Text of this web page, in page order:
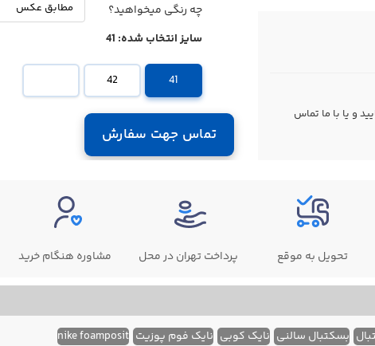
و یا با ما تماس
چه رنگی میخواهید؟
سایز انتخاب شده: 41
41
42
تماس جهت سفارش
تحویل به موقع پرداخت تهران در محل مشاوره هنگام خرید
بسکتبال سالنی نایک کوبی نایک فوم پوزیت nike foamposit